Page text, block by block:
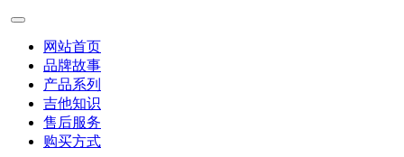
网站首页
品牌故事
产品系列
吉他知识
售后服务
购买方式